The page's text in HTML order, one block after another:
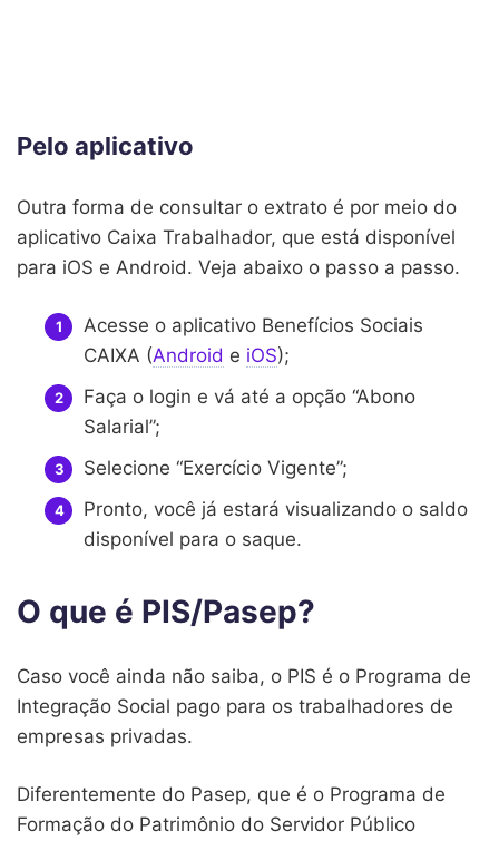
Pelo aplicativo
Outra forma de consultar o extrato é por meio do
aplicativo Caixa Trabalhador, que está disponível
para iOS e Android. Veja abaixo o passo a passo.
Acesse o aplicativo Benefícios Sociais
CAIXA (Android e iOS);
Faça o login e vá até a opção “Abono
Salarial”;
Selecione “Exercício Vigente”;
Pronto, você já estará visualizando o saldo
disponível para o saque.
O que é PIS/Pasep?
Caso você ainda não saiba, o PIS é o Programa de
Integração Social pago para os trabalhadores de
empresas privadas.
Diferentemente do Pasep, que é o Programa de
Formação do Patrimônio do Servidor Público